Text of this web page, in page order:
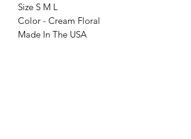
Size S M L
Color - Cream Floral
Made In The USA